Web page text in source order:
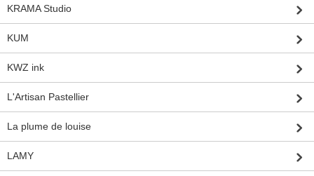
KRAMA Studio
KUM
KWZ ink
L'Artisan Pastellier
La plume de louise
LAMY